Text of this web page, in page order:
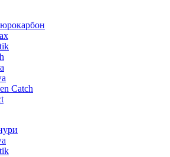
Catch